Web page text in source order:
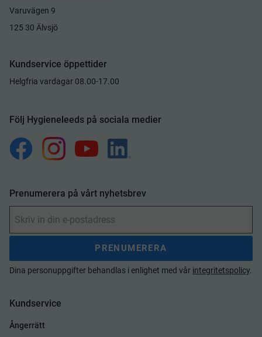
Varuvägen 9
125 30 Älvsjö
Kundservice öppettider
Helgfria vardagar 08.00-17.00
Följ Hygieneleeds på sociala medier
Prenumerera på vårt nyhetsbrev
PRENUMERERA
Dina personuppgifter behandlas i enlighet med vår integritetspolicy.
Kundservice
Ångerrätt